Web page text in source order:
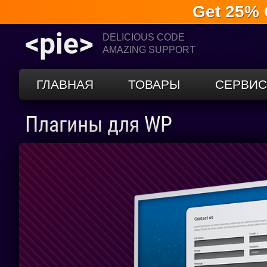
Get 25%
<pie>
DELICIOUS CODE
AMAZING SUPPORT
ГЛАВНАЯ ТОВАРЫ
Плагины для WP